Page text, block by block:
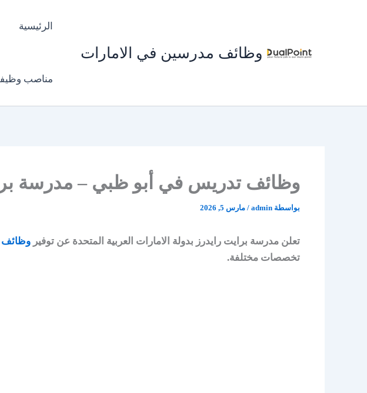
وظائف مدرسين في الامارات
الرئيسية
مناصب
وظائف تدريس في أبو ظبي – مدرسة
بواسطة admin
/مارس 5, 2026
تعلن مدرسة برايت رايدرز بدولة الامارات العربية المتحدة عن توفير
تخصصات مختلفة.